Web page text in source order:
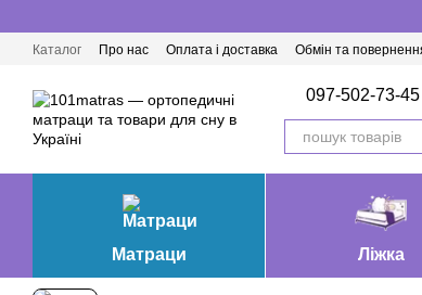
Каталог Про нас Оплата і доставка Обмін та
097-502-73-45
Матраци Ліжка